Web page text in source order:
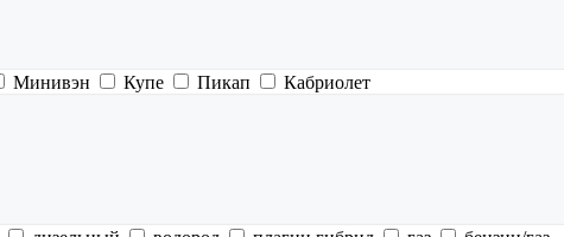
Минивэн Купе Пикап Кабриолет